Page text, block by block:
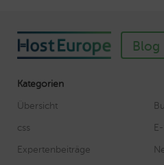
Blog
Kategorien
Übersicht
css
Expertenbeiträge